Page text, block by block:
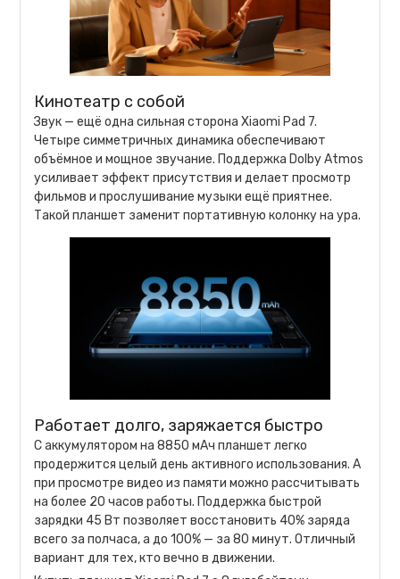
Кинотеатр с собой
Звук — ещё одна сильная сторона Xiaomi Pad 7.
Четыре симметричных динамика обеспечивают
объёмное и мощное звучание. Поддержка Dolby Atmos
усиливает эффект присутствия и делает просмотр
фильмов и прослушивание музыки ещё приятнее.
Такой планшет заменит портативную колонку на ура.
Работает долго, заряжается быстро
С аккумулятором на 8850 мАч планшет легко
продержится целый день активного использования. А
при просмотре видео из памяти можно рассчитывать
на более 20 часов работы. Поддержка быстрой
зарядки 45 Вт позволяет восстановить 40% заряда
всего за полчаса, а до 100% — за 80 минут. Отличный
вариант для тех, кто вечно в движении.